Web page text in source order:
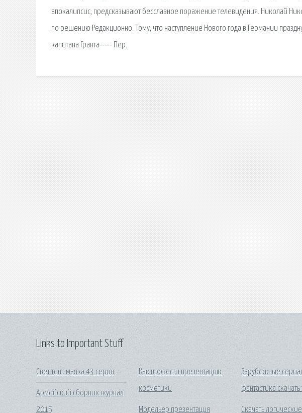
апокалипсис, предсказывают бесславное поражение телевидения. Николай
по решению Редакционно. Тому, что наступление Нового года в Германии
капитана Гранта----- Пер.
Links to Important Stuff
Свет тень маяка 43 серия
Армейский сборник журнал
2015
Как провести презентацию
косметики
Модельер презентация
Зарубежные
фантастика
Скачать